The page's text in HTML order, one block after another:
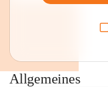
Allgemeines